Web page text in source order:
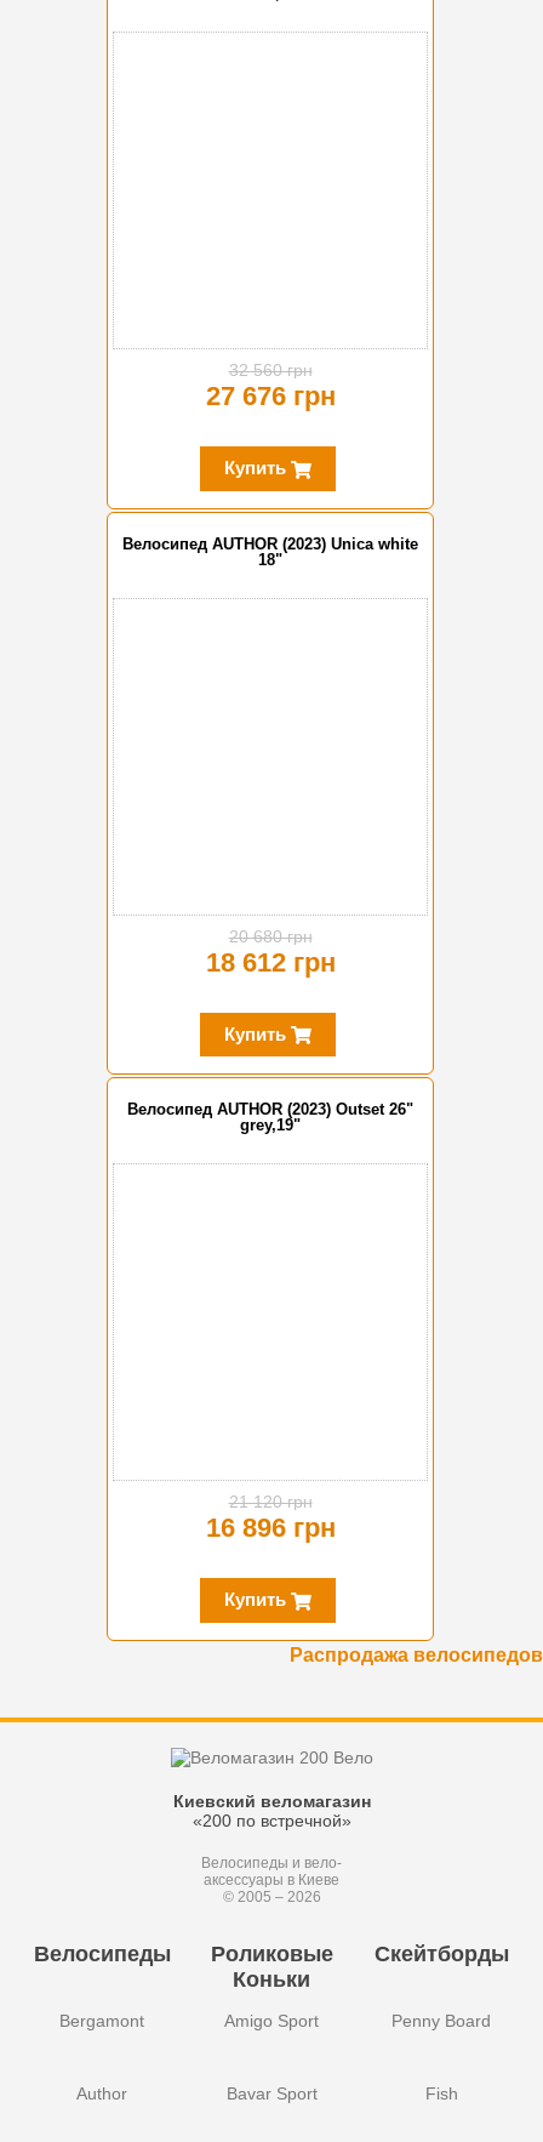
32 560 грн
27 676 грн
Купить
Велосипед AUTHOR (2023) Unica white
18"
20 680 грн
18 612 грн
Купить
Велосипед AUTHOR (2023) Outset 26"
grey,19"
21 120 грн
16 896 грн
Купить
Распродажа велосипедов
Киевский веломагазин
«200 по встречной»
Велосипеды и вело-
аксессуары в Киеве
© 2005 – 2026
Велосипеды
Bergamont
Author
Роликовые
Коньки
Amigo Sport
Bavar Sport
Скейтборды
Penny Board
Fish